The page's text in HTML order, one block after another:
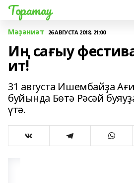
Торатау
Мәҙәниәт 26 АВГУСТА 2018, 21:00
Иң сағыу
ит!
31 августа Ишембайҙа
буйында Бөтә Рәсәй
үтә.